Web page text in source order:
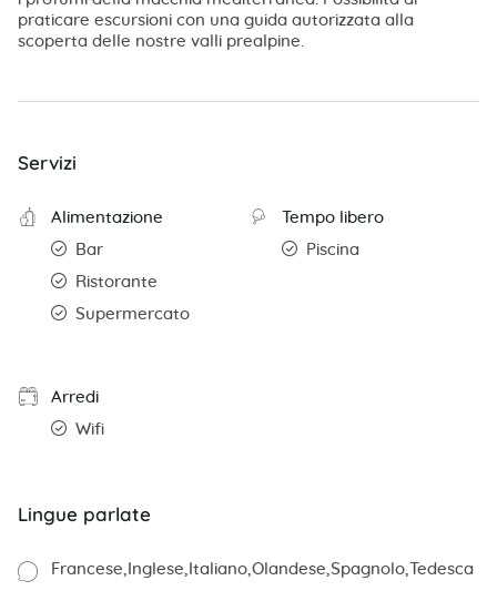
praticare escursioni con una guida autorizzata alla
scoperta delle nostre valli prealpine.
Servizi
Alimentazione
Bar
Ristorante
Supermercato
Tempo libero
Piscina
Arredi
Wifi
Lingue parlate
Francese Inglese Italiano Olandese Spagnolo Tedesca